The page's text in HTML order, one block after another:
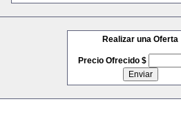
Realizar una Oferta
Precio Ofrecido $